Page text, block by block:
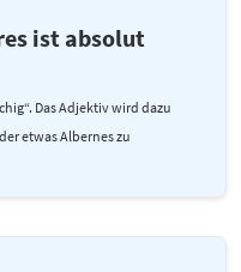
ist absolut
Das Adjektiv wird dazu
etwas Albernes zu